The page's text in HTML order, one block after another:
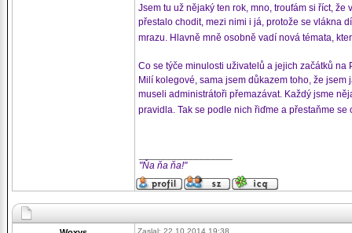
Jsem tu už nějaký ten rok, mno, troufám si říct,
přestalo chodit, mezi nimi i já, protože se vlákna
mrazu. Hlavně mně osobně vadí nová témata,
Co se týče minulosti uživatelů a jejich začátků na
Milí kolegové, sama jsem důkazem toho, že
museli administrátoři přemazávat. Každý jsme
pravidla. Tak se podle nich řiďme a přestaňme
"Ňa ňa ňa!"
Zaslal: 22.10.2014 19:38